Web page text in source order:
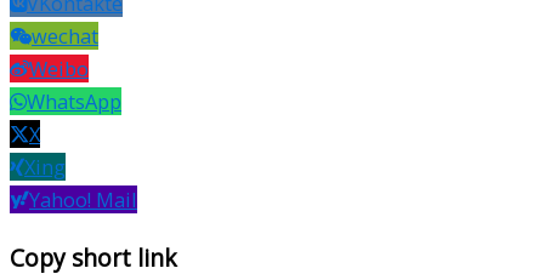
wechat
Weibo
WhatsApp
X
Xing
Yahoo! Mail
Copy short link